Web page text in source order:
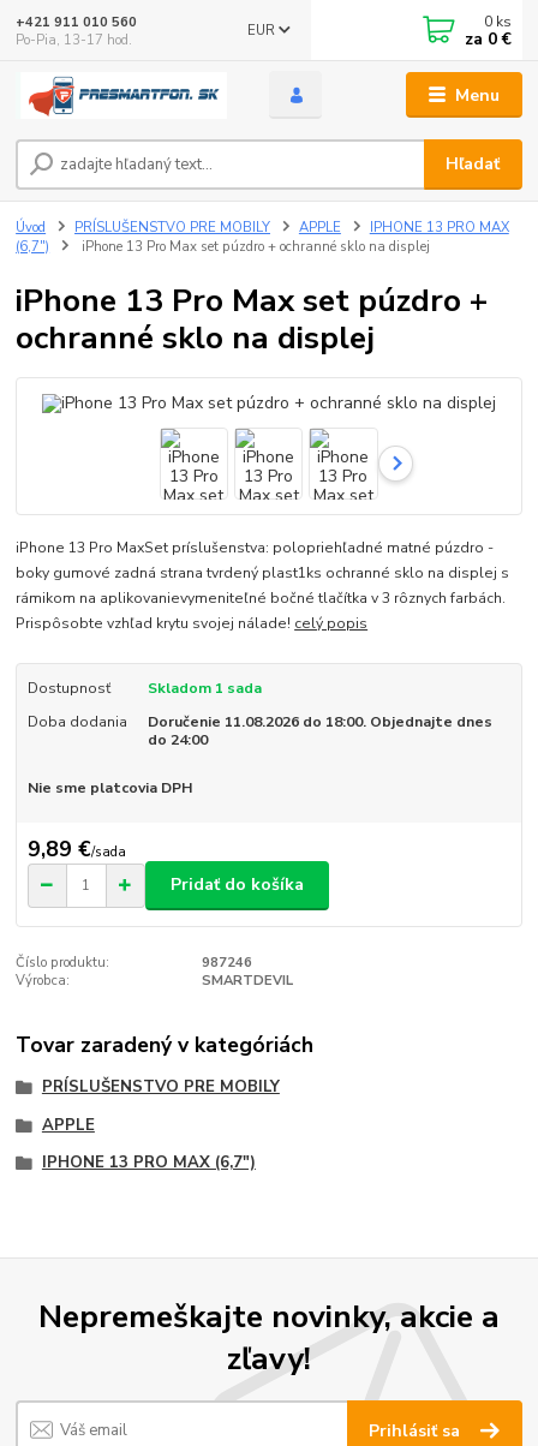
Menu
EUR
Hľadať
+421 911 010 560
Po-Pia, 13-17 hod.
0 ks
za 0 €
Úvod PRÍSLUŠENSTVO PRE MOBILY APPLE
IPHONE 13 PRO MAX
(6,7")
iPhone 13 Pro Max set púzdro + ochranné sklo na displej
iPhone 13 Pro Max set púzdro +
ochranné sklo na displej
iPhone 13 Pro MaxSet príslušenstva: polopriehľadné matné púzdro -
boky gumové zadná strana tvrdený plast1ks ochranné sklo na displej s
rámikom na aplikovanievymeniteľné bočné tlačítka v 3 rôznych farbách.
Prispôsobte vzhľad krytu svojej nálade! celý popis
Dostupnosť
Skladom 1 sada
Doba dodania
Doručenie 11.08.2026 do 18:00. Objednajte dnes
do 24:00
Nie sme platcovia DPH
9,89 €/sada
Pridať do košíka
Číslo produktu:
987246
Výrobca:
SMARTDEVIL
Tovar zaradený v kategóriách
PRÍSLUŠENSTVO PRE MOBILY
APPLE
IPHONE 13 PRO MAX (6,7")
Nepremeškajte novinky, akcie a
zľavy!
Prihlásiť sa